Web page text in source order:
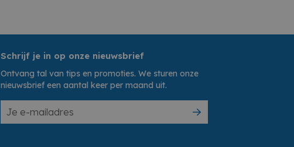
Schrijf je in op onze nieuwsbrief
Ontvang tal van tips en promoties. We sturen onze
nieuwsbrief een aantal keer per maand uit.